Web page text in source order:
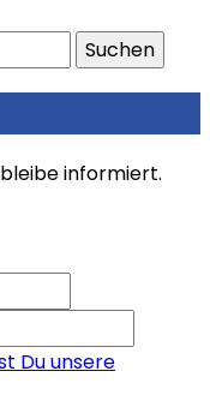
informiert.
Du unsere